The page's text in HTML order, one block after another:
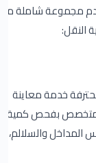
مجموعة شاملة من
النقل:
خدمة معاينة
متخصص بفحص كمية
المداخل والسلالم،